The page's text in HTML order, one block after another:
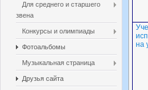
Для среднего и старшего
звена
Конкурсы и олимпиады
Фотоальбомы
Музыкальная страница
Друзья сайта
на